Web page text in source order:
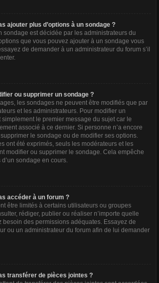
ajouter plus d’options à un sondage ?
sondage est décidée par les administrateurs du
que vous pouvez ajouter à un sondage vous
de demander à un administrateur du forum s’il
ou supprimer un sondage ?
les sondages ne peuvent être modifiés que par
et les administrateurs. Pour modifier un
le premier message du sujet car le
associé à ce dernier. Si personne n’a encore
le sondage ou de modifier ses options.
ont été exprimés, seuls les modérateurs et les
modifier ou supprimer le sondage. Cela empêche
sondage en cours.
accéder à un forum ?
être limités à certains utilisateurs ou groupes
rédiger, publier ou réaliser n’importe quelle
besoin des permissions adéquates. Essayez de
ou un administrateur du forum afin de lui demander
transférer de pièces jointes ?